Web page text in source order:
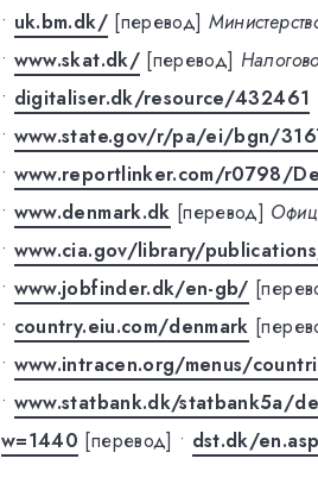
• uk.bm.dk/ [перевод]
• www.skat.dk/ [перевод]
• digitaliser.dk/resource/432461
• www.state.gov/r/pa/ei/bgn/
• www.reportlinker.com/r0798/
• www.denmark.dk [перевод]
• www.cia.gov/library/
• www.jobfinder.dk/en-gb/
• country.eiu.com/denmark
• www.intracen.org/menus/
• www.statbank.dk/statbank5a/
w=1440 [перевод] • dst.dk/